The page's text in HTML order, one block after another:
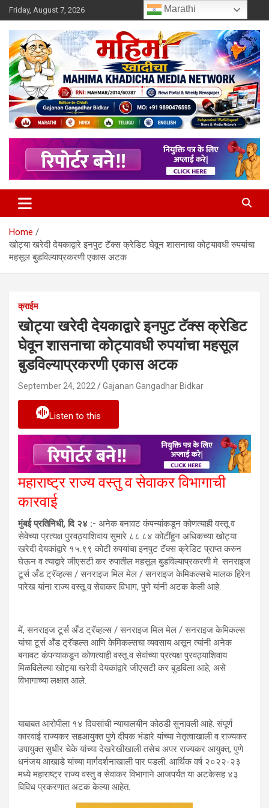
Skip
to
content
Friday, August 7, 2026
Mahimakhadicha
Home
खोट्या खरेदी देयकाद्वारे इनपुट टॅक्स क्रेडिट घेवून शासनाचा कोट्यावधी रुपयांचा
महसूल बुडविल्याप्रकरणी एकास अटक
क्राईम
खोट्या खरेदी देयकाद्वारे इनपुट टॅक्स क्रेडिट
घेवून शासनाचा कोट्यावधी रुपयांचा महसूल
बुडविल्याप्रकरणी एकास अटक
September 24, 2022 Gajanan Gangadhar Bidkar
Listen to this
महाराष्ट्र राज्य वस्तु व सेवाकर विभागाची
कारवाई
मुंबई प्रतिनिधी, दि २४ :- अनेक बनावट कंपन्यांकडून कोणत्याही वस्तू व
सेवेच्या प्रत्यक्ष पुरवठ्याशिवाय सुमारे ८८.८४ कोटींहून अधिकच्या खोट्या
खरेदी देयकांद्वारे १५.९९ कोटी रुपयांचा इनपुट टॅक्स क्रेडिट प्राप्त करुन
घेऊन व त्याद्वारे जीएसटी कर रुपातील महसूल बुडविल्याप्रकरणी मे. सनराइज
टूर्स अँड ट्रॅव्हल्स / सनराइज मिल मेल / सनराइज केमिकल्सचे मालक हिरेन
पारेख यांना राज्य वस्तू व सेवाकर विभाग, पुणे यांनी अटक केली आहे.
में, सनराइज टूर्स अँड ट्रॅव्हल्स / सनराइज मिल मेल / सनराइज केमिकल्स
यांचा टूर्स अँड ट्रॅव्हल्स आणि केमिकल्सचा व्यवसाय असून त्यांनी अनेक
बनावट कंपन्याकडून कोणत्याही वस्तू व सेवांच्या प्रत्यक्ष पुरवठ्याशिवाय
मिळविलेल्या खोट्या खरेदी देयकांद्वारे जीएसटी कर बुडविला आहे, असे
विभागाच्या लक्षात आले.
याबाबत आरोपीला १४ दिवसांची न्यायालयीन कोठडी सुनावली आहे. संपूर्ण
कारवाई राज्यकर सहआयुक्त पुणे दीपक भंडारे यांच्या नेतृत्वाखाली व राज्यकर
उपायुक्त सुधीर चेके यांच्या देखरेखीखाली तसेच अपर राज्यकर आयुक्त, पुणे
धनंजय आखाडे यांच्या मार्गदर्शनाखाली पार पडली. आर्थिक वर्ष २०२२-२३
मध्ये महाराष्ट्र राज्य वस्तु व सेवाकर विभागाने आजपर्यंत या अटकेसह ४३
विविध प्रकरणात अटक केल्या आहेत.
Marathi